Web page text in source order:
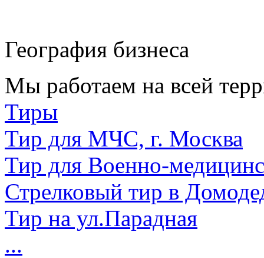
География бизнеса
Мы работаем на всей
Тиры
Тир для МЧС, г. Москва
Тир для Военно-
Стрелковый тир в
Тир на ул.Парадная
...